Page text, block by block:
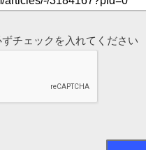
チェックを入れてください